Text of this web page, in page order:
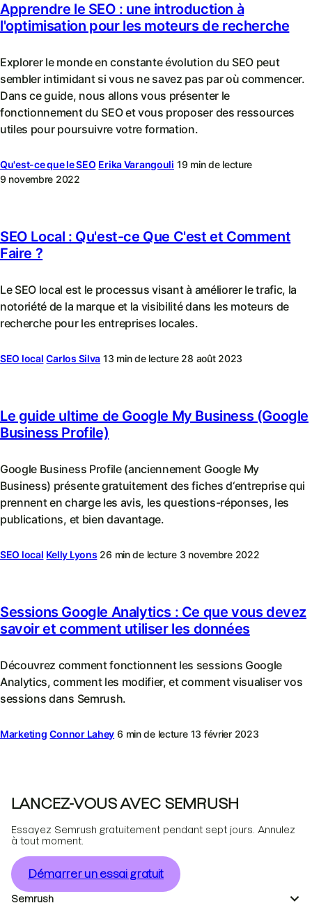
Apprendre le SEO : une introduction à
l'optimisation pour les moteurs de recherche
Explorer le monde en constante évolution du SEO peut
sembler intimidant si vous ne savez pas par où commencer.
Dans ce guide, nous allons vous présenter le
fonctionnement du SEO et vous proposer des ressources
utiles pour poursuivre votre formation.
Qu'est-ce que le SEO Erika Varangouli 19 min de lecture
9 novembre 2022
SEO Local : Qu'est-ce Que C'est et Comment
Faire ?
Le SEO local est le processus visant à améliorer le trafic, la
notoriété de la marque et la visibilité dans les moteurs de
recherche pour les entreprises locales.
SEO local Carlos Silva 13 min de lecture 28 août 2023
Le guide ultime de Google My Business (Google
Business Profile)
Google Business Profile (anciennement Google My
Business) présente gratuitement des fiches d‘entreprise qui
prennent en charge les avis, les questions-réponses, les
publications, et bien davantage.
SEO local Kelly Lyons 26 min de lecture 3 novembre 2022
Sessions Google Analytics : Ce que vous devez
savoir et comment utiliser les données
Découvrez comment fonctionnent les sessions Google
Analytics, comment les modifier, et comment visualiser vos
sessions dans Semrush.
Marketing Connor Lahey 6 min de lecture 13 février 2023
LANCEZ-VOUS AVEC SEMRUSH
Essayez Semrush gratuitement pendant sept jours. Annulez
à tout moment.
Démarrer un essai gratuit
Semrush